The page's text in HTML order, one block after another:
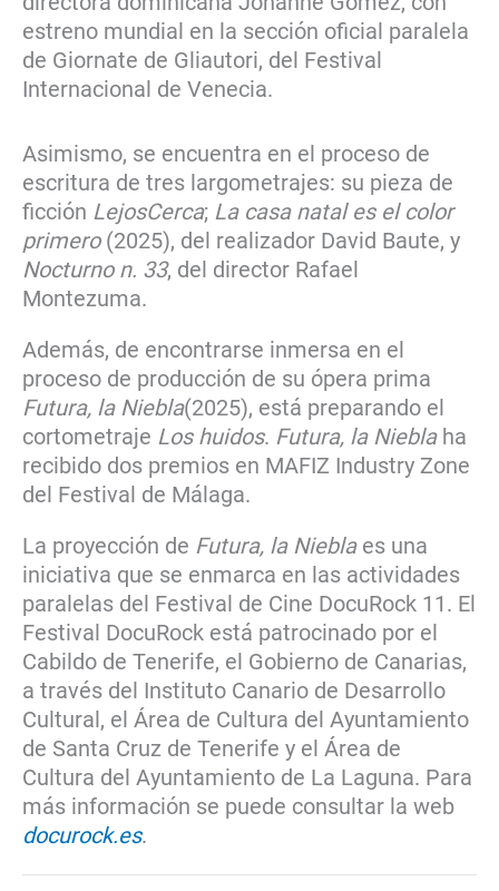
estreno mundial en la sección oficial paralela
de Giornate de Gliautori, del Festival
Internacional de Venecia.
Asimismo, se encuentra en el proceso de
escritura de tres largometrajes: su pieza de
ficción LejosCerca; La casa natal es el color
primero(2025), del realizador David Baute, y
Nocturno n. 33, del director Rafael
Montezuma.
Además, de encontrarse inmersa en el
proceso de producción de su ópera prima
Futura, la Niebla(2025), está preparando el
cortometraje Los huidos. Futura, la Nieblaha
recibido dos premios en MAFIZ Industry Zone
del Festival de Málaga.
La proyección de Futura, la Nieblaes una
iniciativa que se enmarca en las actividades
paralelas del Festival de Cine DocuRock 11. El
Festival DocuRock está patrocinado por el
Cabildo de Tenerife, el Gobierno de Canarias,
a través del Instituto Canario de Desarrollo
Cultural, el Área de Cultura del Ayuntamiento
de Santa Cruz de Tenerife y el Área de
Cultura del Ayuntamiento de La Laguna. Para
más información se puede consultar la web
docurock.es.